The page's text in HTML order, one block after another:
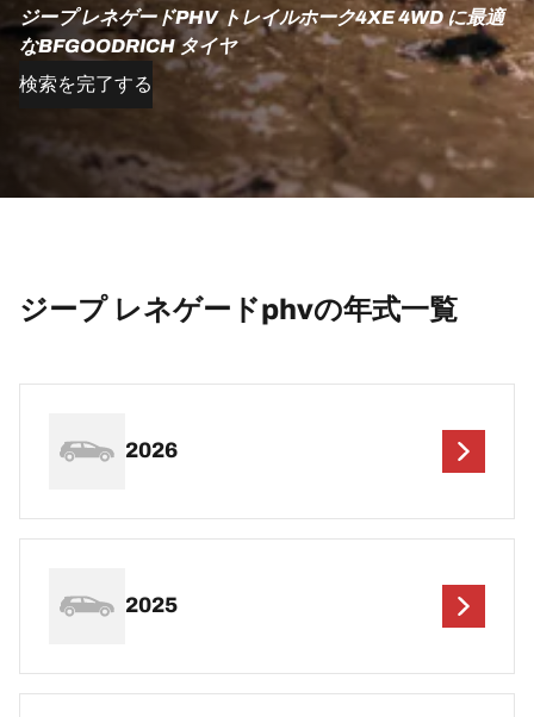
ジープ レネゲードPHV トレイルホーク4XE 4WD に最適
なBFGOODRICH タイヤ
検索を完了する
ジープ レネゲードphvの年式一覧
2026
2025